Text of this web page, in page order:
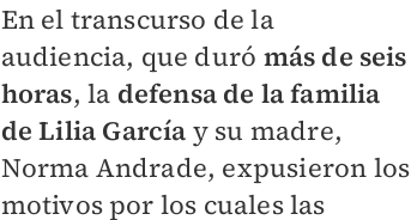
En el transcurso de la
audiencia, que duró más de seis
horas, la defensa de la familia
de Lilia García y su madre,
Norma Andrade, expusieron los
motivos por los cuales las